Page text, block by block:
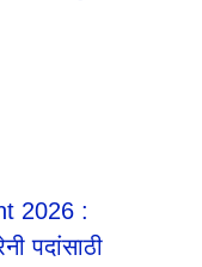
2026 :
पदांसाठी